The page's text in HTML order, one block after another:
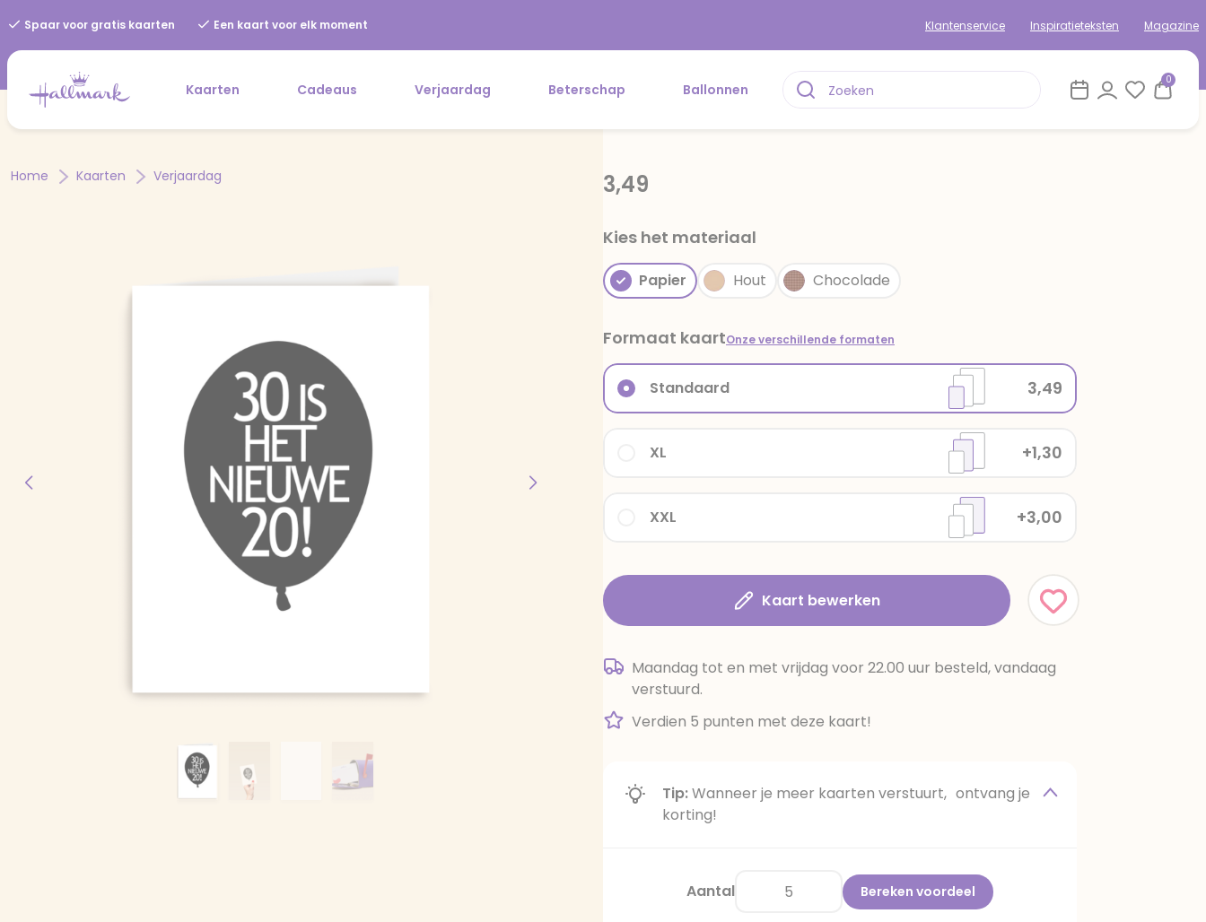
Spaar voor gratis kaarten Een kaart voor elk moment Klantenservice Inspiratieteksten Magazine
Kaarten Cadeaus Verjaardag Beterschap Ballonnen
0
Home Kaarten Verjaardag 3,49
Kies het materiaal
Papier Hout Chocolade
Formaat kaartOnze verschillende formaten
XXL +3,00
XL +1,30
Standaard 3,49
Kaart bewerken
Maandag tot en met vrijdag voor 22.00 uur besteld, vandaag
verstuurd.
Verdien 5 punten met deze kaart!
Tip:Wanneer je meer kaarten verstuurt, ontvang je
korting!
Aantal Bereken voordeel